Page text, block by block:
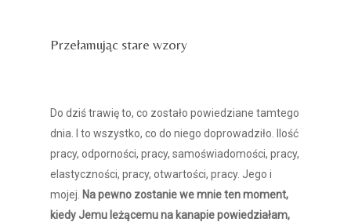
Przełamując stare wzory
Do dziś trawię to, co zostało powiedziane tamtego
dnia. I to wszystko, co do niego doprowadziło. Ilość
pracy, odporności, pracy, samoświadomości, pracy,
elastyczności, pracy, otwartości, pracy. Jego i
mojej. Na pewno zostanie we mnie ten moment,
kiedy Jemu leżącemu na kanapie powiedziałam,